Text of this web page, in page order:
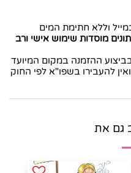
וללא חתימת המים
מוסדות שימוש אישי ורב
בביצוע ההזמנה במקום המיועד
להעבירו בשפו"א לפי החוק
גם את